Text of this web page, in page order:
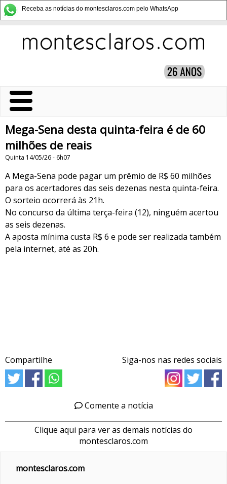
Receba as notícias do montesclaros.com pelo WhatsApp
Mega-Sena desta quinta-feira é de 60
milhões de reais
Quinta 14/05/26 - 6h07
A Mega-Sena pode pagar um prêmio de R$ 60 milhões
para os acertadores das seis dezenas nesta quinta-feira.
O sorteio ocorrerá às 21h.
No concurso da última terça-feira (12), ninguém acertou
as seis dezenas.
A aposta mínima custa R$ 6 e pode ser realizada também
pela internet, até as 20h.
Compartilhe Siga-nos nas redes sociais
Comente a notícia
Clique aqui para ver as demais notícias do
montesclaros.com
montesclaros.com